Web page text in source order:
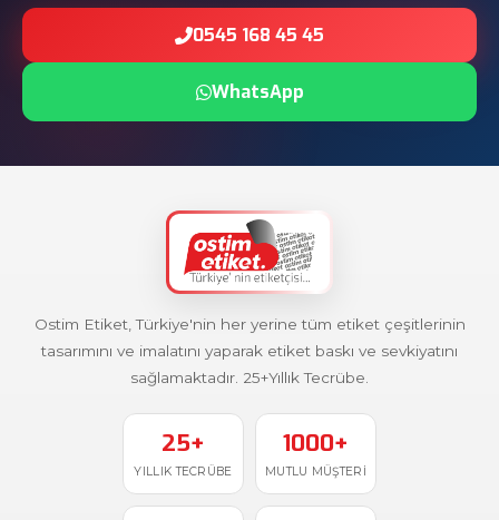
0545 168 45 45
WhatsApp
Ostim Etiket, Türkiye'nin her yerine tüm etiket çeşitlerinin
tasarımını ve imalatını yaparak etiket baskı ve sevkiyatını
sağlamaktadır. 25+Yıllık Tecrübe.
25+
YILLIK TECRÜBE
1000+
MUTLU MÜŞTERI